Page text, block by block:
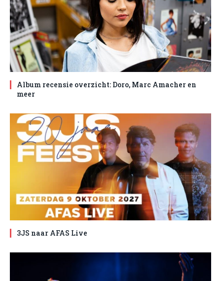
Album recensie overzicht: Doro, Marc Amacher en
meer
3JS naar AFAS Live